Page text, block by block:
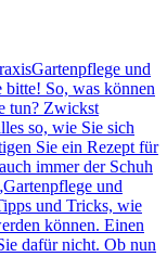
Gartenpflege und
bitte! So, was können
tun? Zwickst
so, wie Sie sich
Sie ein Rezept für
immer der Schuh
und
und Tricks, wie
können. Einen
dafür nicht. Ob nun